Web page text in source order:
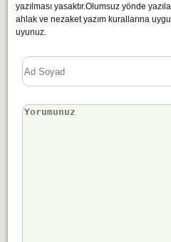
yazılması yasaktır.Olumsuz yönde
ahlak ve nezaket yazım kurallarına
uyunuz.